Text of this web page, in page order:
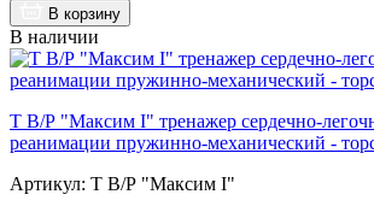
В корзину
В наличии
Т В/Р "Максим I" тренажер сердечно-
реанимации пружинно-механический -
Артикул: Т В/Р "Максим I"